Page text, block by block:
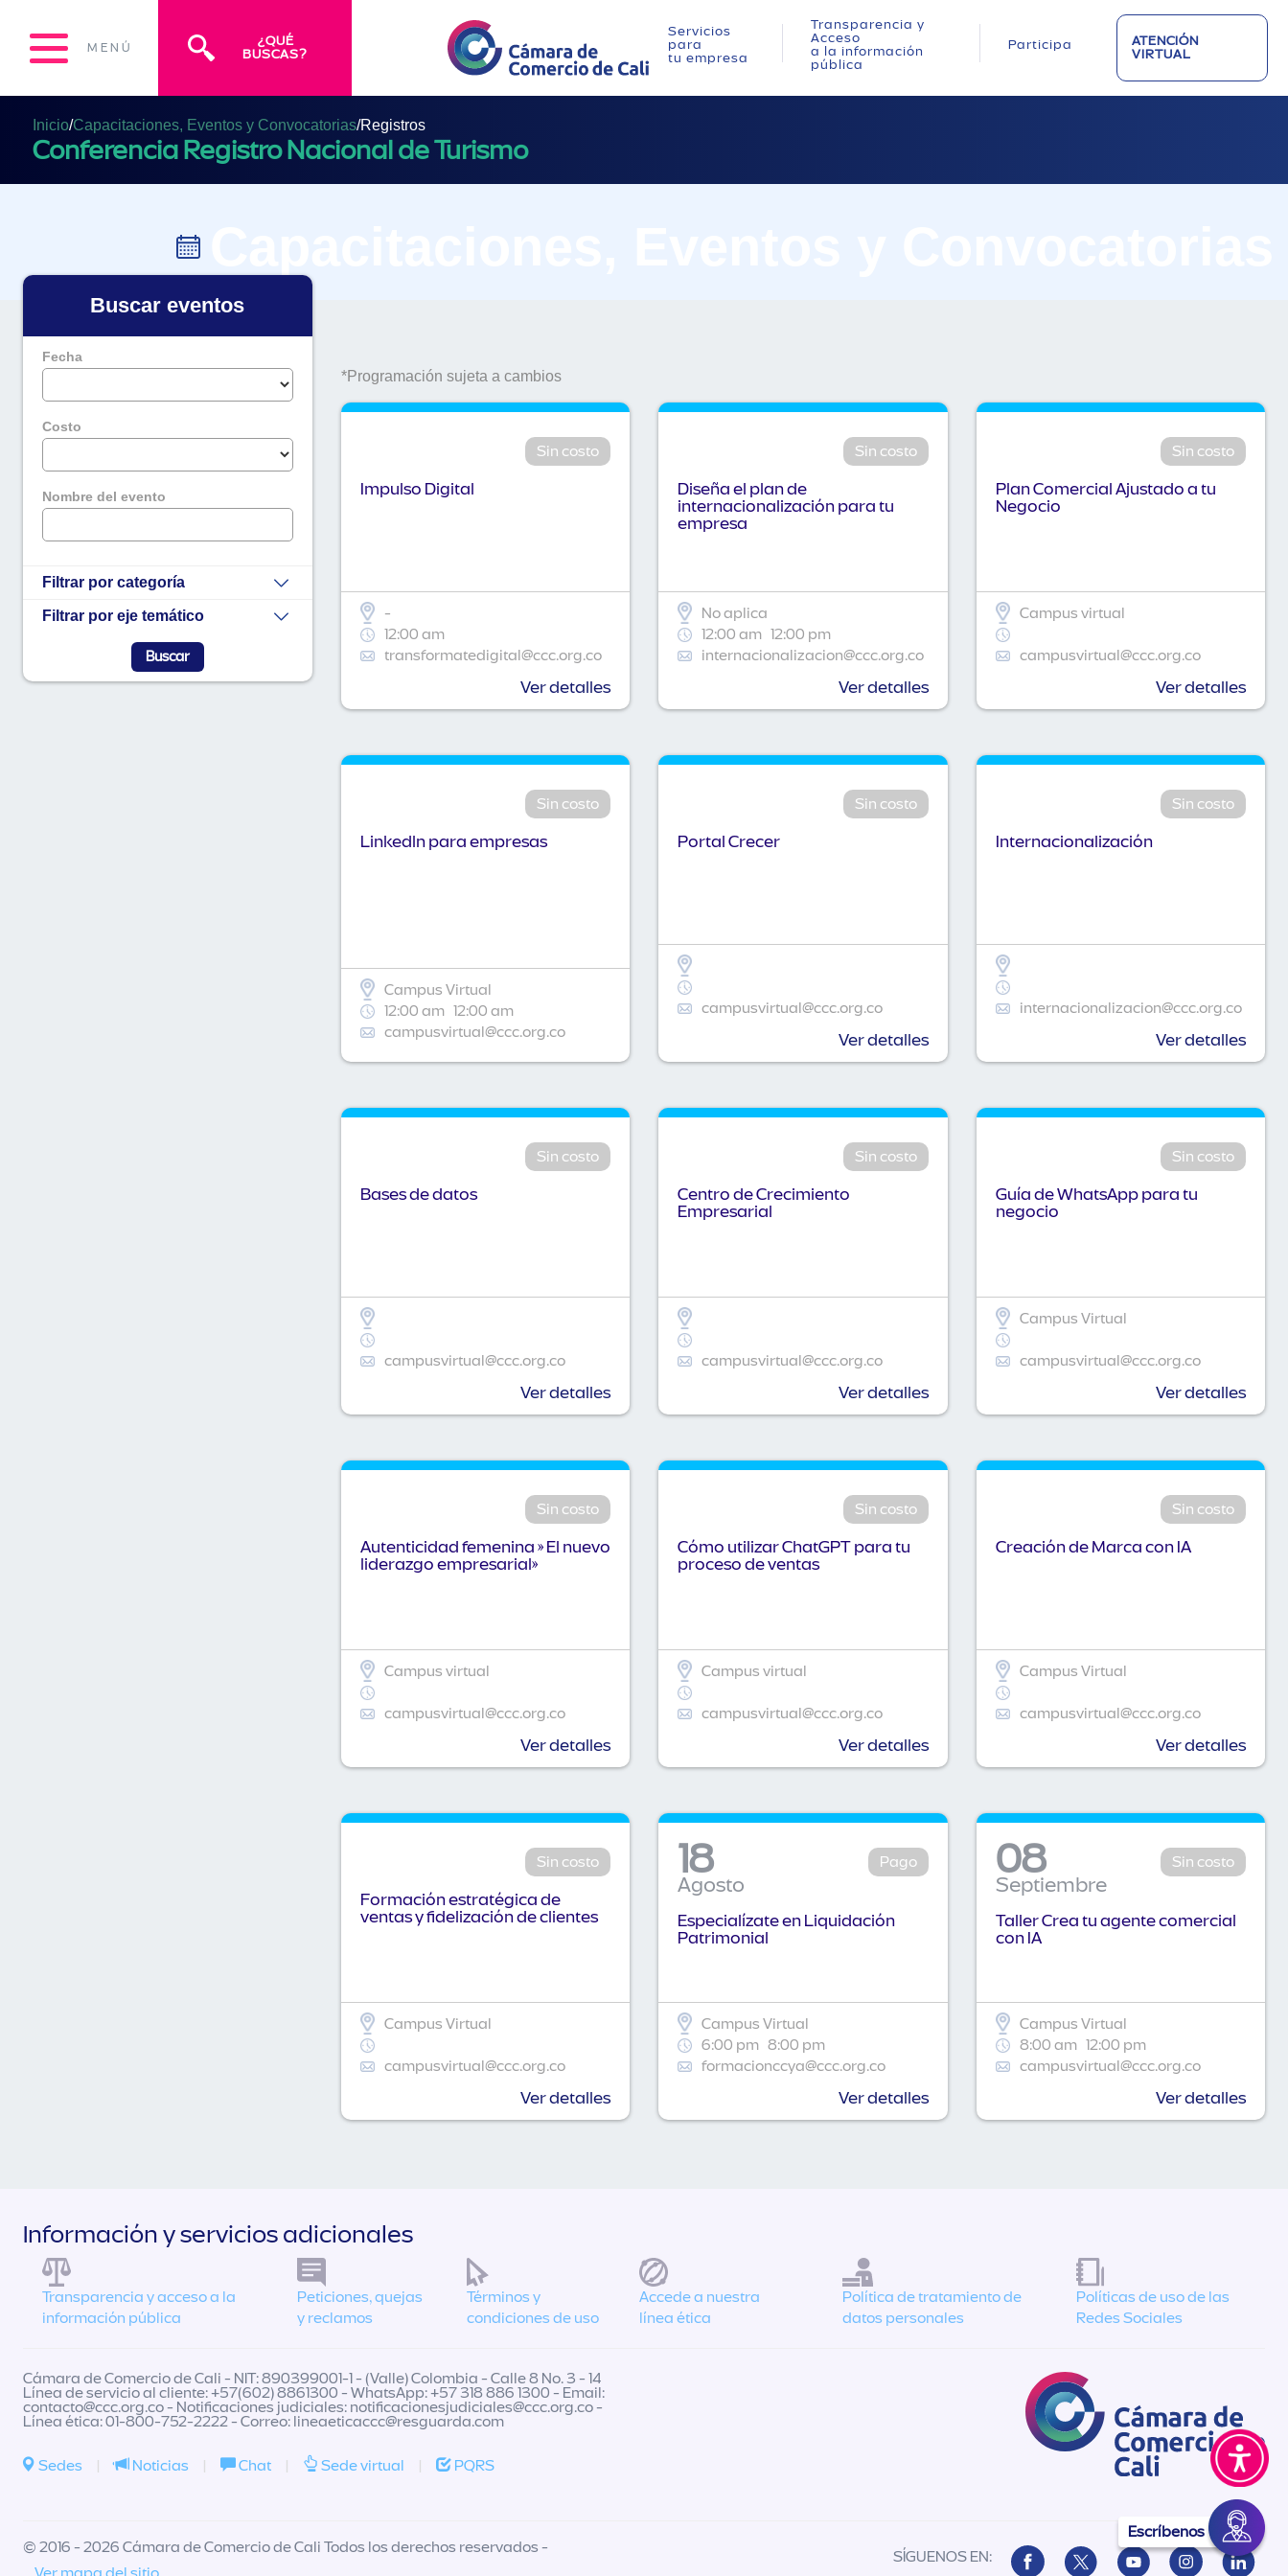
MENÚ
¿QUÉ
BUSCAS?
Servicios
para
tu empresa
Transparencia y
Acceso
a la información
pública
Participa
ATENCIÓN
VIRTUAL
Inicio/Capacitaciones, Eventos y Convocatorias/Registros
Conferencia Registro Nacional de Turismo
Buscar eventos
Fecha
Costo
Nombre del evento
Filtrar por categoría
Filtrar por eje temático
*Programación sujeta a cambios
Sin costo
Impulso Digital
-
12:00 am
transformatedigital@ccc.org.co
Ver detalles
Sin costo
Diseña el plan de
internacionalización para tu
empresa
No aplica
12:00 am 12:00 pm
internacionalizacion@ccc.org.co
Ver detalles
Sin costo
Plan Comercial Ajustado a tu
Negocio
Campus virtual
campusvirtual@ccc.org.co
Ver detalles
Sin costo
Linkedln para empresas
Campus Virtual
12:00 am 12:00 am
campusvirtual@ccc.org.co
Sin costo
Portal Crecer
campusvirtual@ccc.org.co
Ver detalles
Sin costo
Internacionalización
internacionalizacion@ccc.org.co
Ver detalles
Sin costo
Bases de datos
campusvirtual@ccc.org.co
Ver detalles
Sin costo
Centro de Crecimiento
Empresarial
campusvirtual@ccc.org.co
Ver detalles
Sin costo
Guía de WhatsApp para tu
negocio
Campus Virtual
campusvirtual@ccc.org.co
Ver detalles
Sin costo
Autenticidad femenina » El nuevo
liderazgo empresarial»
Campus virtual
campusvirtual@ccc.org.co
Ver detalles
Sin costo
Cómo utilizar ChatGPT para tu
proceso de ventas
Campus virtual
campusvirtual@ccc.org.co
Ver detalles
Sin costo
Creación de Marca con IA
Campus Virtual
campusvirtual@ccc.org.co
Ver detalles
Sin costo
Formación estratégica de
ventas y fidelización de clientes
Campus Virtual
campusvirtual@ccc.org.co
Ver detalles
18
Agosto
Pago
Especialízate en Liquidación
Patrimonial
Campus Virtual
6:00 pm 8:00 pm
formacionccya@ccc.org.co
Ver detalles
08
Septiembre
Sin costo
Taller Crea tu agente comercial
con IA
Campus Virtual
8:00 am 12:00 pm
campusvirtual@ccc.org.co
Ver detalles
Escríbenos
Información y servicios adicionales
Transparencia y acceso a la
información pública
Peticiones, quejas
y reclamos
Términos y
condiciones de uso
Accede a nuestra
línea ética
Política de tratamiento de
datos personales
Políticas de uso de las
Redes Sociales
Cámara de Comercio de Cali - NIT: 890399001-1 - (Valle) Colombia - Calle 8 No. 3 - 14
Línea de servicio al cliente: +57(602) 8861300 - WhatsApp: +57 318 886 1300 - Email:
contacto@ccc.org.co- Notificaciones judiciales: notificacionesjudiciales@ccc.org.co-
Línea ética: 01-800-752-2222 - Correo: lineaeticaccc@resguarda.com
Sedes | Noticias | Chat | Sede virtual | PQRS
© 2016 - 2026 Cámara de Comercio de Cali Todos los derechos reservados -
SÍGUENOS EN: